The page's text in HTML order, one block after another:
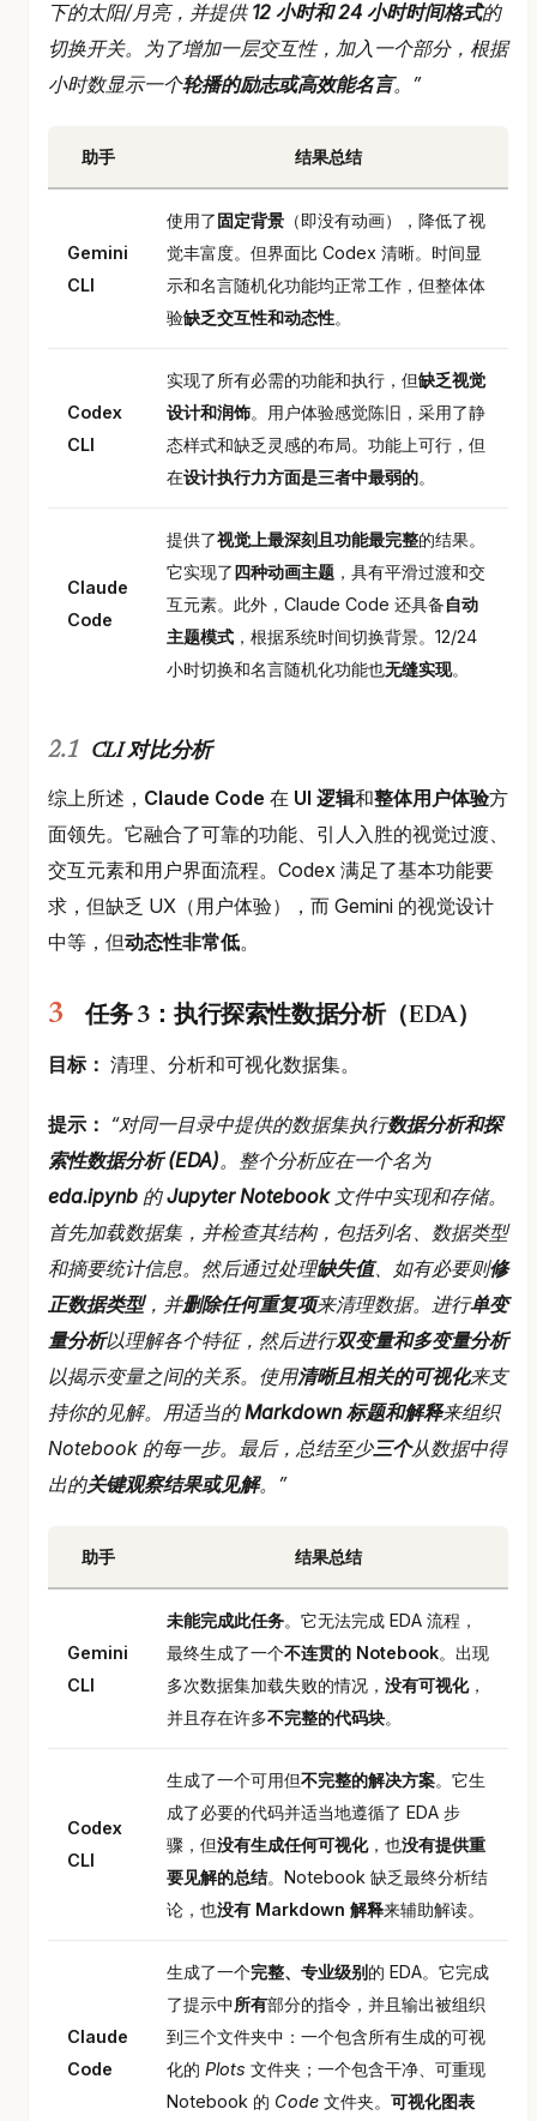
下的太阳/月亮，并提供 12 小时和 24 小时时间格式的
切换开关。为了增加一层交互性，加入一个部分，根据
小时数显示一个轮播的励志或高效能名言。”
助手 结果总结
Gemini
CLI
使用了固定背景 （即没有动画），降低了视
觉丰富度。但界面比 Codex 清晰。时间显
示和名言随机化功能均正常工作，但整体体
验缺乏交互性和动态性。
Codex
CLI
实现了所有必需的功能和执行，但缺乏视觉
设计和润饰。用户体验感觉陈旧，采用了静
态样式和缺乏灵感的布局。功能上可行，但
在设计执行力方面是三者中最弱的。
Claude
Code
提供了视觉上最深刻且功能最完整的结果。
它实现了四种动画主题 ，具有平滑过渡和交
互元素。此外，Claude Code 还具备自动
主题模式 ，根据系统时间切换背景。12/24
小时切换和名言随机化功能也无缝实现。
CLI 对比分析
综上所述， Claude Code 在 UI 逻辑和整体用户体验方
面领先。它融合了可靠的功能、引人入胜的视觉过渡、
交互元素和用户界面流程。Codex 满足了基本功能要
求，但缺乏 UX（用户体验），而 Gemini 的视觉设计
中等，但动态性非常低。
任务 3：执行探索性数据分析（EDA）
目标： 清理、分析和可视化数据集。
提示： “对同一目录中提供的数据集执行数据分析和探
索性数据分析 (EDA)。整个分析应在一个名为
eda.ipynb 的Jupyter Notebook文件中实现和存储。
首先加载数据集，并检查其结构，包括列名、数据类型
和摘要统计信息。然后通过处理缺失值、如有必要则修
正数据类型，并删除任何重复项来清理数据。进行单变
量分析以理解各个特征，然后进行双变量和多变量分析
以揭示变量之间的关系。使用清晰且相关的可视化来支
持你的见解。用适当的Markdown 标题和解释来组织
Notebook 的每一步。最后，总结至少三个从数据中得
出的关键观察结果或见解。”
助手 结果总结
Gemini
CLI
未能完成此任务。它无法完成 EDA 流程，
最终生成了一个不连贯的 Notebook。出现
多次数据集加载失败的情况， 没有可视化，
并且存在许多不完整的代码块。
Codex
CLI
生成了一个可用但不完整的解决方案。它生
成了必要的代码并适当地遵循了 EDA 步
骤，但没有生成任何可视化，也没有提供重
要见解的总结。Notebook 缺乏最终分析结
论，也没有 Markdown 解释来辅助解读。
Claude
Code
生成了一个完整、专业级别的 EDA。它完成
了提示中所有部分的指令，并且输出被组织
到三个文件夹中：一个包含所有生成的可视
化的 Plots 文件夹；一个包含干净、可重现
Notebook 的 Code 文件夹。 可视化图表